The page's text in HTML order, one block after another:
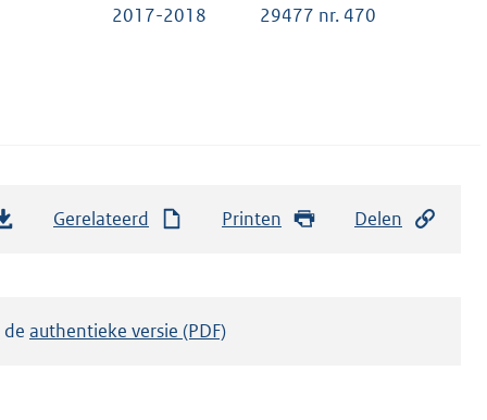
2017-2018 29477 nr. 470
Gerelateerd Printen Delen
authentieke versie (PDF)